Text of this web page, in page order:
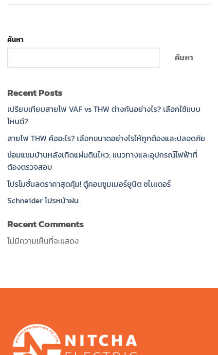
ค้นหา
ค้นหา
Recent Posts
เปรียบเทียบสายไฟ VAF vs THW ต่างกันอย่างไร? เลือกใช้แบบ
ไหนดี?
สายไฟ THW คืออะไร? เลือกขนาดอย่างไรให้ถูกต้องและปลอดภัย
ซ่อมแซมบ้านหลังเกิดแผ่นดินไหว: แนวทางและอุปกรณ์ไฟฟ้าที่
ต้องตรวจสอบ
โปรโมชั่นลดราคาสุดคุ้ม! ตู้คอนซูมเมอร์ยูนิต ชไนเดอร์
Schneider โปรหน้าฝน
Recent Comments
ไม่มีความเห็นที่จะแสดง